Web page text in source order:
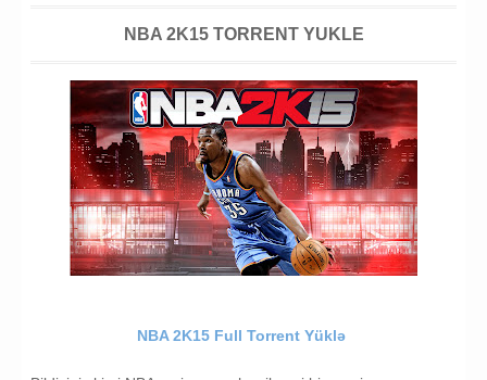
NBA 2K15 TORRENT YUKLE
NBA 2K15 Full Torrent Yüklə